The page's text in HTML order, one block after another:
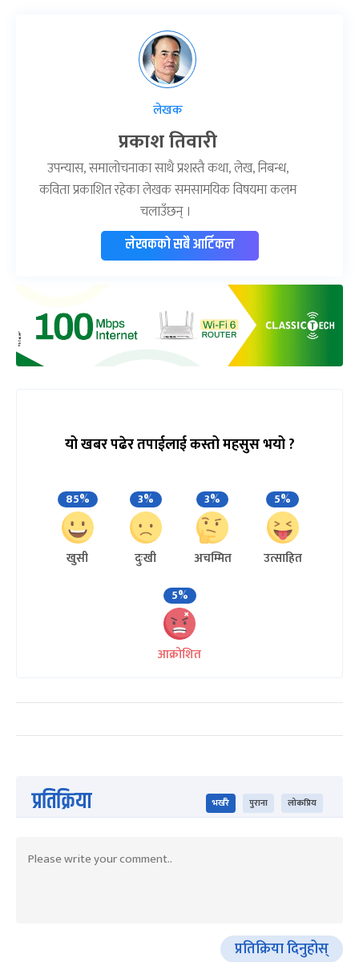
लेखक
प्रकाश तिवारी
उपन्यास, समालोचनाका साथै प्रशस्तै कथा, लेख, निबन्ध,
कविता प्रकाशित रहेका लेखक समसामयिक विषयमा कलम
चलाउँछन् ।
लेखकको सबै आर्टिकल
यो खबर पढेर तपाईलाई कस्तो महसुस भयो ?
85%
खुसी
3%
दुःखी
3%
अचम्मित
5%
उत्साहित
5%
आक्रोशित
प्रतिक्रिया भर्खरै पुराना लोकप्रिय
प्रतिक्रिया दिनुहोस्